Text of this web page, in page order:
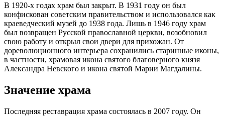
В 1920-х годах храм был закрыт. В 1931 году он был
конфискован советским правительством и использовался как
краеведческий музей до 1938 года. Лишь в 1946 году храм
был возвращен Русской православной церкви, возобновил
свою работу и открыл свои двери для прихожан. От
дореволюционного интерьера сохранились старинные иконы,
в частности, храмовая икона святого благоверного князя
Александра Невского и икона святой Марии Магдалины.
Значение храма
Последняя реставрация храма состоялась в 2007 году. Он